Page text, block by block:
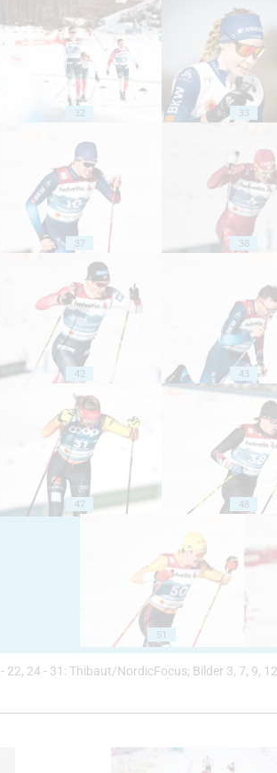
32 33
37 38
42 43
47 48
51
22, 24 - 31: Thibaut/NordicFocus; Bilder 3, 7, 9,